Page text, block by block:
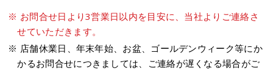
※ お問合せ日より3営業日以内を目安に、当社よりご連絡さ
せていただきます。
※ 店舗休業日、年末年始、お盆、ゴールデンウィーク等にか
かるお問合せにつきましては、ご連絡が遅くなる場合がご